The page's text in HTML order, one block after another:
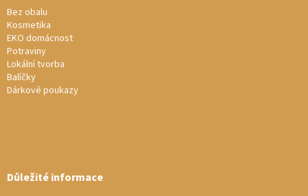
Bez obalu
Kosmetika
EKO domácnost
Potraviny
Lokální tvorba
Balíčky
Dárkové poukazy
Důležité informace